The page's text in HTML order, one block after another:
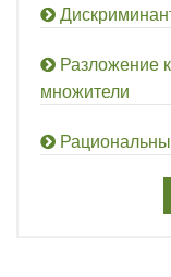
Разложение
множители